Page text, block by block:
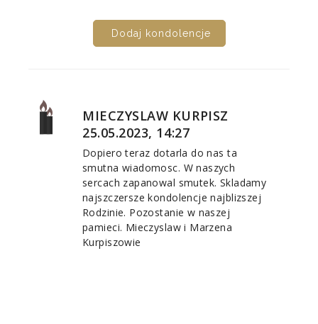
Dodaj kondolencje
MIECZYSLAW KURPISZ
25.05.2023, 14:27
Dopiero teraz dotarla do nas ta
smutna wiadomosc. W naszych
sercach zapanowal smutek. Skladamy
najszczersze kondolencje najblizszej
Rodzinie. Pozostanie w naszej
pamieci. Mieczyslaw i Marzena
Kurpiszowie